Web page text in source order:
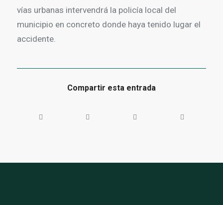
vías urbanas intervendrá la policía local del
municipio en concreto donde haya tenido lugar el
accidente.
Compartir esta entrada